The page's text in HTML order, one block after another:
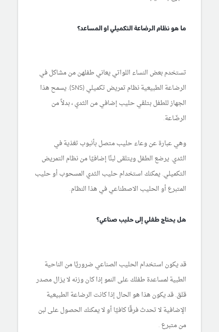
ما هو نظام الرضاعة التكميلي او المساعد؟
تستخدم بعض النساء اللواتي يعاني طفلهن من مشاكل في
الرضاعة الطبيعية نظام تمريض تكميلي (SNS). يسمح هذا
الجهاز للطفل بتلقي حليب إضافي من الثدي ، بدلاً من
الرضّاعة.
وهي عبارة عن وعاء حليب متصل بأنبوب تغذية في
الثدي. يرضع الطفل ويتلقى لبنًا إضافيًا من نظام التمريض
التكميلي. يمكنك استخدام حليب الثدي المسحوب أو حليب
المتبرع أو الحليب الاصطناعي في هذا النظام.
هل يحتاج طفلي إلى حليب صناعي؟
قد يكون استخدام الحليب الصناعي ضروريًا من الناحية
الطبية لمساعدة طفلك على النمو إذا كان وزنه لا يزال مصدر
قلق. قد يكون هذا هو الحال إذا كانت الرضاعة الطبيعية
الإضافية لا تحدث فرقًا كافيًا أو لا يمكنك الحصول على لبن
من متبرع .